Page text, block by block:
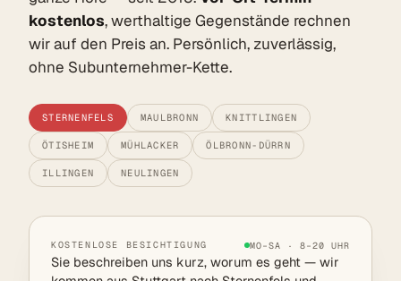
kostenlos, werthaltige Gegenstände rechnen
wir auf den Preis an. Persönlich, zuverlässig,
ohne Subunternehmer-Kette.
STERNENFELS MAULBRONN KNITTLINGEN
ÖTISHEIM MÜHLACKER ÖLBRONN-DÜRRN
ILLINGEN NEULINGEN
KOSTENLOSE BESICHTIGUNG MO–SA · 8–20 UHR
Sie beschreiben uns kurz, worum es geht — wir